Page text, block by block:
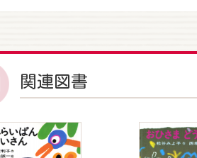
関連図書